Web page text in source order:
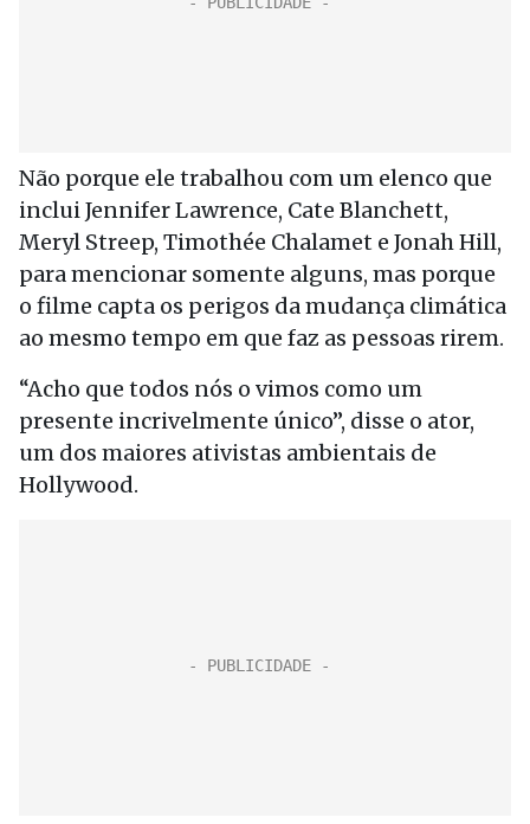
Não porque ele trabalhou com um elenco que
inclui Jennifer Lawrence, Cate Blanchett,
Meryl Streep, Timothée Chalamet e Jonah Hill,
para mencionar somente alguns, mas porque
o filme capta os perigos da mudança climática
ao mesmo tempo em que faz as pessoas rirem.
“Acho que todos nós o vimos como um
presente incrivelmente único”, disse o ator,
um dos maiores ativistas ambientais de
Hollywood.